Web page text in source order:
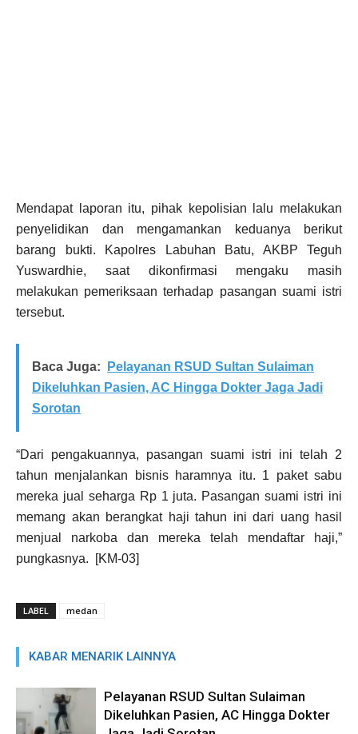
Mendapat laporan itu, pihak kepolisian lalu melakukan
penyelidikan dan mengamankan keduanya berikut
barang bukti. Kapolres Labuhan Batu, AKBP Teguh
Yuswardhie, saat dikonfirmasi mengaku masih
melakukan pemeriksaan terhadap pasangan suami istri
tersebut.
Baca Juga:
Pelayanan RSUD Sultan Sulaiman
Dikeluhkan Pasien, AC Hingga Dokter Jaga Jadi
Sorotan
“Dari pengakuannya, pasangan suami istri ini telah 2
tahun menjalankan bisnis haramnya itu. 1 paket sabu
mereka jual seharga Rp 1 juta. Pasangan suami istri ini
memang akan berangkat haji tahun ini dari uang hasil
menjual narkoba dan mereka telah mendaftar haji,”
pungkasnya. [KM-03]
LABEL medan
KABAR MENARIK LAINNYA
Pelayanan RSUD Sultan Sulaiman
Dikeluhkan Pasien, AC Hingga Dokter